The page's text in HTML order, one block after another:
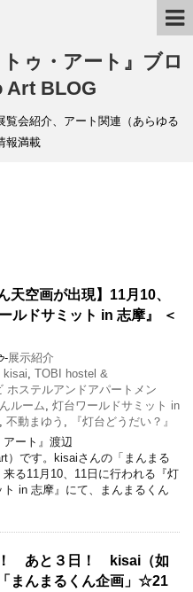
ゥ・アート』ブロ
Art BLOG
覧会紹介、アート関連（あらゆる
報満載
天空画が出現】11月10、
ルドサミット in 志摩』 ＜
-展示紹介
kisai TOBI hostel &
ホステルアンドアパートメン
ルーム
灯台ワールドサミット in
不動まゆう
『灯台どうだい？』
アート』渡辺
）です。kisaiさんの「まんまる
来る11月10、11日に行われる『灯
in 志摩』にて、まんまるくん
！ あと３日！ kisai（如
まんまるくん企画」☆21